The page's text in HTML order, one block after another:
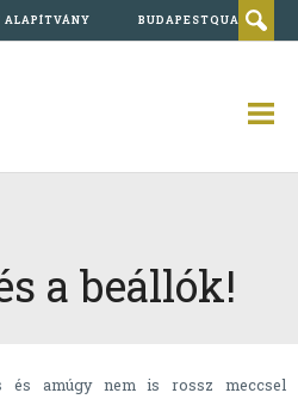
ALAPÍTVÁNY BUDAPESTQUAD
a beállók!
és amúgy nem is rossz meccsel